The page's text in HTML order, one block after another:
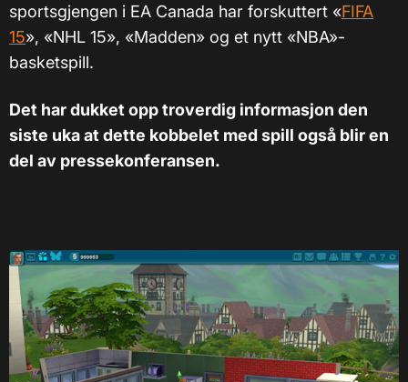
sportsgjengen i EA Canada har forskuttert «FIFA
15», «NHL 15», «Madden» og et nytt «NBA»-
basketspill.
Det har dukket opp troverdig informasjon den
siste uka at dette kobbelet med spill også blir en
del av pressekonferansen.